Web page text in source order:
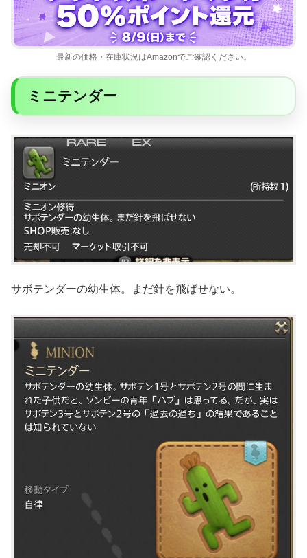
最新の価格・在庫状況はAmazonでご確認ください。
ミニテンダー
サボテンダーの幼生体。まだ針を飛ばせない。